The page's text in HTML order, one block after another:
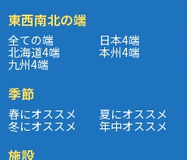
東西南北の端
全ての端 日本4端
北海道4端 本州4端
九州4端
季節
春にオススメ 夏にオススメ
冬にオススメ 年中オススメ
施設